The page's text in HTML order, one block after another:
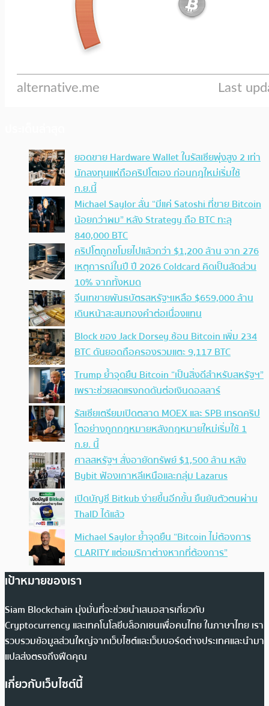
ยอดขาย Hardware Wallet ในรัสเซียพุ่งสูง 2 เท่า
นักลงทุนแห่ถือคริปโตเอง ก่อนกฎใหม่เริ่มใช้
ก.ย.นี้
Michael Saylor ลั่น “มีแค่ Satoshi ที่ขาย Bitcoin
น้อยกว่าผม” หลัง Strategy ถือ BTC ทะลุ
840,000 BTC
คริปโตถูกขโมยไปแล้วกว่า $1,200 ล้าน จาก 276
เหตุการณ์ในปี ปี 2026 Coldcard คิดเป็นสัดส่วน
10% จากทั้งหมด
จีนเทขายพันธบัตรสหรัฐฯเหลือ $659,000 ล้าน
เดินหน้าสะสมทองคำต่อเนื่องแทน
Block ของ Jack Dorsey ช้อน Bitcoin เพิ่ม 234
BTC ดันยอดถือครองรวมแตะ 9,117 BTC
Trump ย้ำจุดยืน Bitcoin “เป็นสิ่งดีสำหรับสหรัฐฯ”
เพราะช่วยลดแรงกดดันต่อเงินดอลลาร์
รัสเซียเตรียมเปิดตลาด MOEX และ SPB เทรดคริป
โตอย่างถูกกฎหมายหลังกฎหมายใหม่เริ่มใช้ 1
ก.ย. นี้
ศาลสหรัฐฯ สั่งอายัดทรัพย์ $1,500 ล้าน หลัง
Bybit ฟ้องเกาหลีเหนือและกลุ่ม Lazarus
เปิดบัญชี Bitkub ง่ายขึ้นอีกขั้น ยืนยันตัวตนผ่าน
ThaID ได้แล้ว
Michael Saylor ย้ำจุดยืน “Bitcoin ไม่ต้องการ
CLARITY แต่อเมริกาต่างหากที่ต้องการ”
เป้าหมายของเรา
Siam Blockchain มุ่งมั่นที่จะช่วยนำเสนอสารเกี่ยวกับ
Cryptocurrency และเทคโนโลยีบล็อกเชนเพื่อคนไทย ในภาษาไทย เรา
รวบรวมข้อมูลส่วนใหญ่จากเว็บไซต์และเว็บบอร์ดต่างประเทศและนำมา
แปลส่งตรงถึงฟีดคุณ
เกี่ยวกับเว็บไซต์นี้